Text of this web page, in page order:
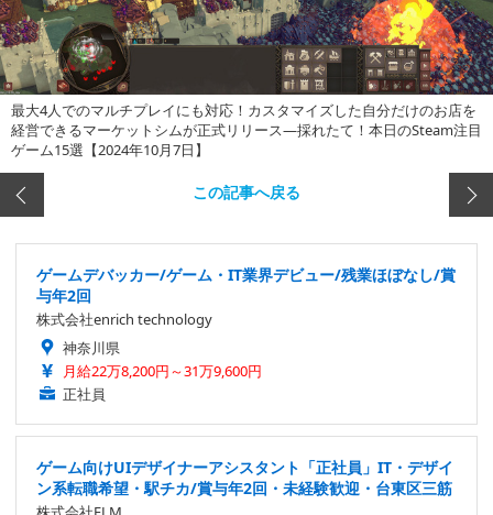
最大4人でのマルチプレイにも対応！カスタマイズした自分だけのお店を
経営できるマーケットシムが正式リリース―採れたて！本日のSteam注目
ゲーム15選【2024年10月7日】
この記事へ戻る
ゲームデバッカー/ゲーム・IT業界デビュー/残業ほぼなし/賞
与年2回
株式会社enrich technology
神奈川県
月給22万8,200円～31万9,600円
正社員
ゲーム向けUIデザイナーアシスタント「正社員」IT・デザイ
ン系転職希望・駅チカ/賞与年2回・未経験歓迎・台東区三筋